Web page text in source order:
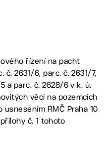
řízení na pacht
č. 2631/6, parc. č. 2631/7,
a parc. č. 2628/6 v k. ú.
věcí na pozemcích
RMČ Praha 10
č. 1 tohoto